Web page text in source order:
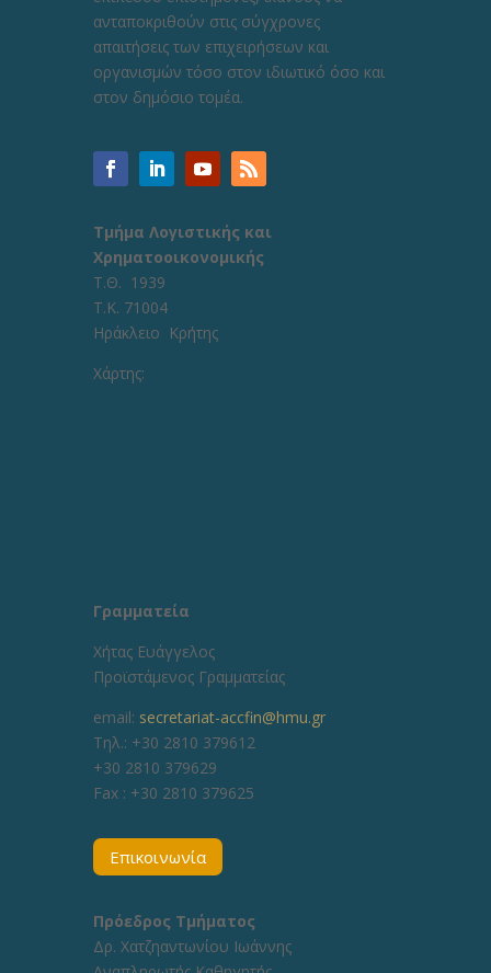
ανταποκριθούν στις σύγχρονες
απαιτήσεις των επιχειρήσεων και
οργανισμών τόσο στον ιδιωτικό όσο και
στον δημόσιο τομέα.
Τμήμα Λογιστικής και
Χρηματοοικονομικής
Τ.Θ. 1939
Τ.Κ. 71004
Ηράκλειο Κρήτης
Χάρτης:
Γραμματεία
Χήτας Ευάγγελος
Προϊστάμενος Γραμματείας
email: secretariat-accfin@hmu.gr
Τηλ.: +30 2810 379612
+30 2810 379629
Fax : +30 2810 379625
Επικοινωνία
Πρόεδρος Τμήματος
Δρ. Χατζηαντωνίου Ιωάννης